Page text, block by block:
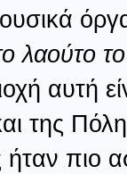
λαούτο
αυτή
της
πιο